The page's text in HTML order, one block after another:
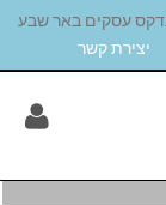
עסקים באר שבע
יצירת קשר